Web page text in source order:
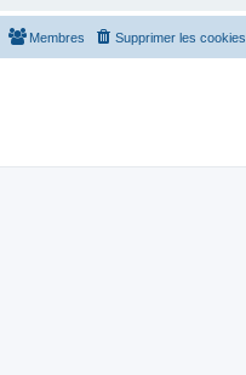
Supprimer les cookies
Membres